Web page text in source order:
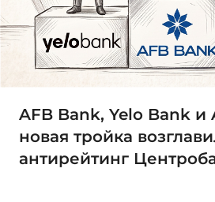
AFB Bank, Yelo Bank и
новая тройка
антирейтинг